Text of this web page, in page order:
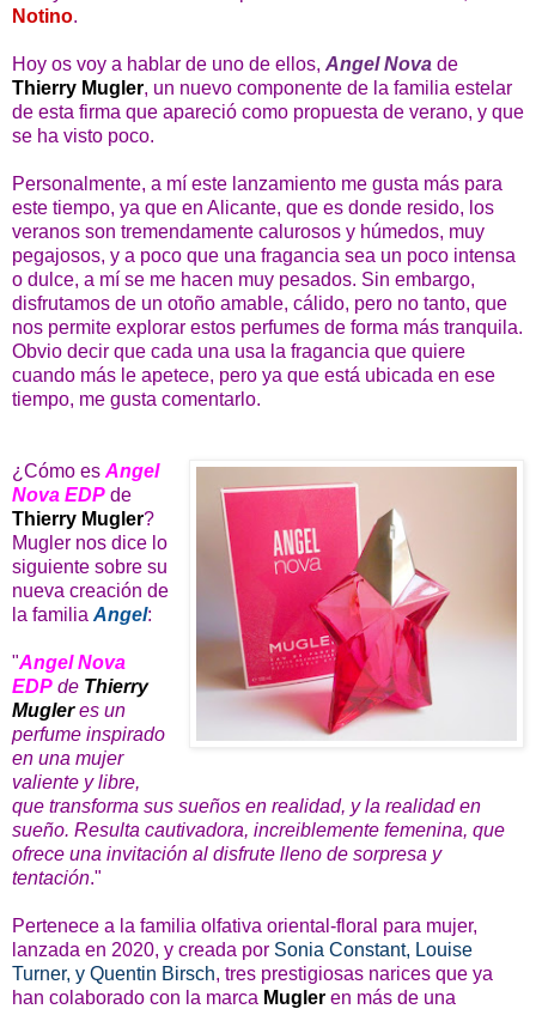
Notino.
Hoy os voy a hablar de uno de ellos, Angel Nova de
Thierry Mugler, un nuevo componente de la familia estelar
de esta firma que apareció como propuesta de verano, y que
se ha visto poco.
Personalmente, a mí este lanzamiento me gusta más para
este tiempo, ya que en Alicante, que es donde resido, los
veranos son tremendamente calurosos y húmedos, muy
pegajosos, y a poco que una fragancia sea un poco intensa
o dulce, a mí se me hacen muy pesados. Sin embargo,
disfrutamos de un otoño amable, cálido, pero no tanto, que
nos permite explorar estos perfumes de forma más tranquila.
Obvio decir que cada una usa la fragancia que quiere
cuando más le apetece, pero ya que está ubicada en ese
tiempo, me gusta comentarlo.
¿Cómo es Angel
Nova EDP de
Thierry Mugler?
Mugler nos dice lo
siguiente sobre su
nueva creación de
la familia Angel:
"Angel Nova
EDP de Thierry
Mugleres un
perfume inspirado
en una mujer
valiente y libre,
que transforma sus sueños en realidad, y la realidad en
sueño. Resulta cautivadora, increiblemente femenina, que
ofrece una invitación al disfrute lleno de sorpresa y
tentación."
Pertenece a la familia olfativa oriental-floral para mujer,
lanzada en 2020, y creada por Sonia Constant, Louise
Turner, y Quentin Birsch, tres prestigiosas narices que ya
han colaborado con la marca Mugler en más de una